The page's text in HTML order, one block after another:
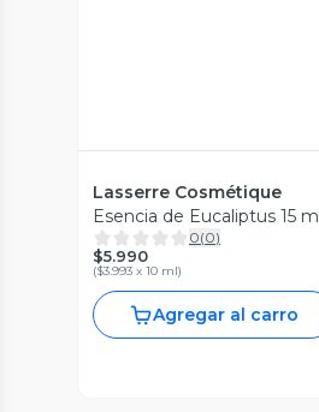
Lasserre Cosmétique
Esencia de Eucaliptus 15 ml
0(0)
$5.990
($3.993 x 10 ml)
Agregar al carro